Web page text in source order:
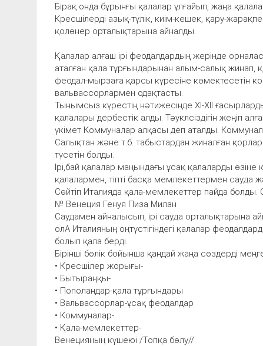
Бірақ онда бұрынғы қалалар ұлғайып, жаңа
Кресшілерді азық-түлік, киім-кешек, қару-
қолөнер орталықтарына айналды.
Қалалар алғаш ірі феодалдардың жерінде
аталған қала тұрғындарынан алым-салық жинап,
феодал-мырзаға қарсы күресіне көмектесетін
вальвассорлармен одақтасты.
Тынымсыз күрестің нәтижесінде ХІ-ХІІ
қалалары дербестік алды. Тәуклсіздігін жеңіп
үкімет Коммуналар алқасы деп аталды.
Салықтан және т.б. табыстардан жиналған
түсетін болды.
Ірі,бай қалалар маңындағы ұсақ қалаларды өзіне
қалалармен, тіпті басқа мемлекеттермен сауда
Сөйтіп Италияда қала-мемлекеттер пайда
№ Венеция Генуя Пиза Милан
Саудамен айналысып, ірі сауда орталықтарына
олА Италияның оңтүстігіндегі қалалар
болып қала берді.
Бірінші бөлік бойынша қандай жаңа сөздерді
• Кресшілер жорығы-
• Бытыраңқы-
• Пополандар-қала тұрғындары
• Вальвассорлар-ұсақ феодалдар
• Коммуналар-
• Қала-мемлекеттер-
Венецияның күшеюі /Топқа бөлу//